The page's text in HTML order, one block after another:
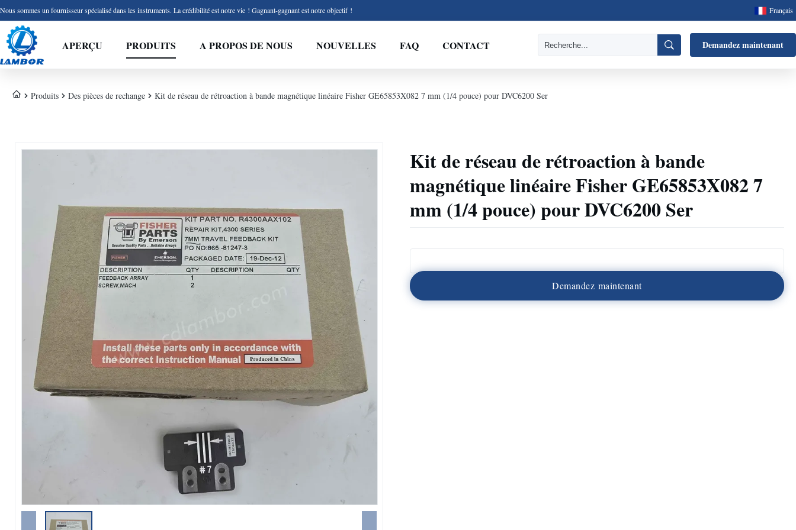
Nous sommes un fournisseur spécialisé dans les instruments. La crédibilité est notre vie ! Gagnant-gagnant est notre objectif ! Français
APERÇU PRODUITS A PROPOS DE NOUS NOUVELLES FAQ CONTACT Demandez maintenant
Produits Des pièces de rechange Kit de réseau de rétroaction à bande magnétique linéaire Fisher GE65853X082 7 mm (1/4 pouce) pour DVC6200 Ser
Kit de réseau de rétroaction à bande
magnétique linéaire Fisher GE65853X082 7
mm (1/4 pouce) pour DVC6200 Ser
Demandez maintenant